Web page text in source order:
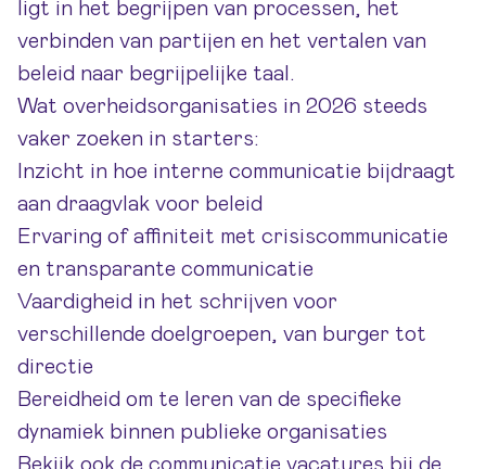
ligt in het begrijpen van processen, het
verbinden van partijen en het vertalen van
beleid naar begrijpelijke taal.
Wat overheidsorganisaties in 2026 steeds
vaker zoeken in starters:
Inzicht in hoe interne communicatie bijdraagt
aan draagvlak voor beleid
Ervaring of affiniteit met crisiscommunicatie
en transparante communicatie
Vaardigheid in het schrijven voor
verschillende doelgroepen, van burger tot
directie
Bereidheid om te leren van de specifieke
dynamiek binnen publieke organisaties
Bekijk ook de communicatie vacatures bij de